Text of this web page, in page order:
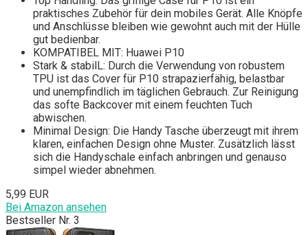
praktisches Zubehör für dein mobiles Gerät. Alle Knöpfe
und Anschlüsse bleiben wie gewohnt auch mit der Hülle
gut bedienbar.
KOMPATIBEL MIT: Huawei P10
Stark & stabilL: Durch die Verwendung von robustem
TPU ist das Cover für P10 strapazierfähig, belastbar
und unempfindlich im täglichen Gebrauch. Zur Reinigung
das softe Backcover mit einem feuchten Tuch
abwischen.
Minimal Design: Die Handy Tasche überzeugt mit ihrem
klaren, einfachen Design ohne Muster. Zusätzlich lässt
sich die Handyschale einfach anbringen und genauso
simpel wieder abnehmen.
5,99 EUR
Bei Amazon ansehen
Bestseller Nr. 3